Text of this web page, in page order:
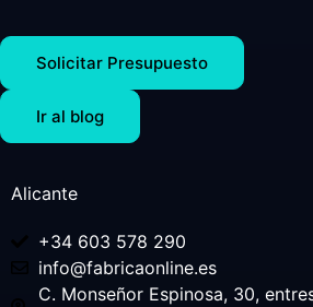
Solicitar Presupuesto
Ir al blog
Alicante
+34 603 578 290
info@fabricaonline.es
C. Monseñor Espinosa, 30,